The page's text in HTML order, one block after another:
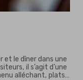
le dîner dans une
il s’agit d’une
alléchant, plats…